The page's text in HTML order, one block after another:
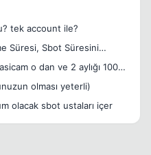
tek account ile?
Süresi, Sbot Süresini
o dan ve 2 aylığı 100
olması yeterli)
olacak sbot ustaları içer